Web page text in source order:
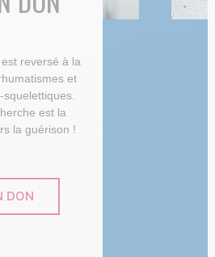
reversé à la
et
est la
la guérison !
DON